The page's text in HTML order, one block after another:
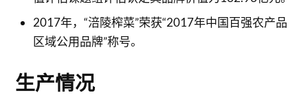
2017年，“涪陵榨菜”荣获“2017年中国百强农产品
区域公用品牌”称号。
生产情况